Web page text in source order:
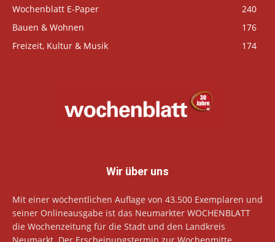
Wochenblatt E-Paper
240
Bauen & Wohnen
176
Freizeit, Kultur & Musik
174
Wir über uns
Mit einer wöchentlichen Auflage von 43.500 Exemplaren und
seiner Onlineausgabe ist das Neumarkter WOCHENBLATT
die Wochenzeitung für die Stadt und den Landkreis